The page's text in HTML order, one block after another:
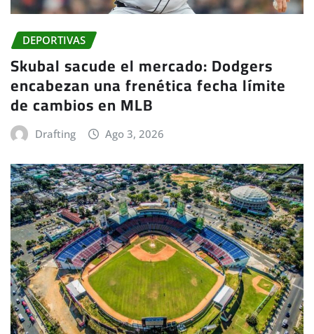
DEPORTIVAS
Skubal sacude el mercado: Dodgers
encabezan una frenética fecha límite
de cambios en MLB
Drafting Ago 3, 2026